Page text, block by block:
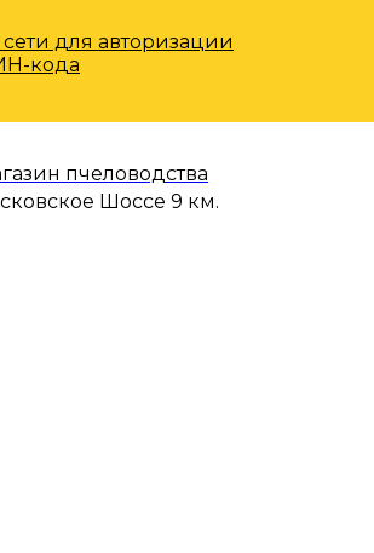
для авторизации
кода
пчеловодства
Шоссе 9 км.